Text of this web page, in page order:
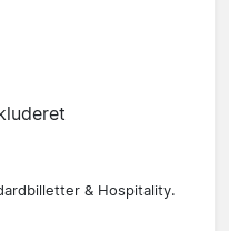
& Hospitality.